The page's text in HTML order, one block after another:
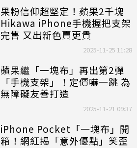
果粉信仰超堅定！蘋果2千塊
Hikawa iPhone手機握把支架
完售 又出新色賣更貴
2025-11-25 11:28
蘋果繼「一塊布」再出第2彈
「手機支架」！定價嚇一跳 為
無障礙友善打造
2025-11-21 09:37
iPhone Pocket「一塊布」開
箱！網紅揭「意外優點」笑歪